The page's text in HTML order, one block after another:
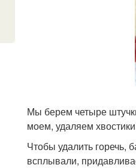
Мы берем четыре
моем, удаляем
Чтобы удалить горечь,
всплывали,